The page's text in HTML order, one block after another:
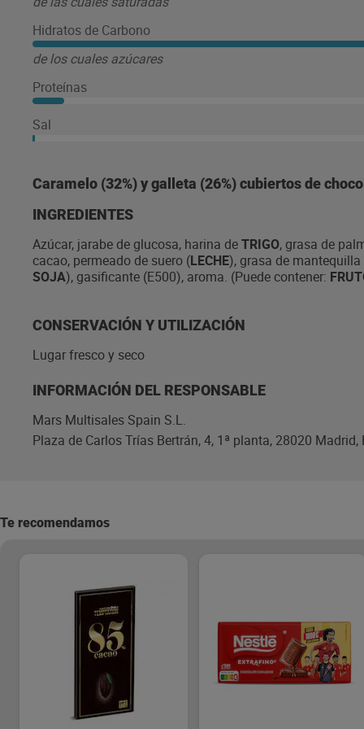
Hidratos de Carbono
de los cuales azúcares
Proteínas
Sal
Caramelo (32%) y galleta (26%) cubiertos de
INGREDIENTES
Azúcar, jarabe de glucosa, harina deTRIGO, grasa de
cacao, permeado de suero (LECHE), grasa de mantequilla
SOJA), gasificante (E500), aroma. (Puede contener:
CONSERVACIÓN Y UTILIZACIÓN
Lugar fresco y seco
INFORMACIÓN DEL RESPONSABLE
Mars Multisales Spain S.L.
Plaza de Carlos Trías Bertrán, 4, 1ª planta, 28020 Madrid,
Te recomendamos